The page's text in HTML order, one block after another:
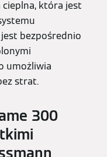
cieplna, która jest
jest bezpośrednio
umożliwia
strat.
300